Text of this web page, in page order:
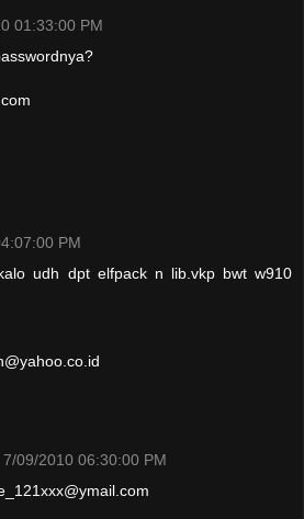
01:33:00 PM
PM
udh dpt elfpack n lib.vkp bwt w910
7/09/2010 06:30:00 PM